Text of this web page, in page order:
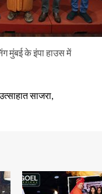
मुंबई के इंपा हाउस में
साजरा,